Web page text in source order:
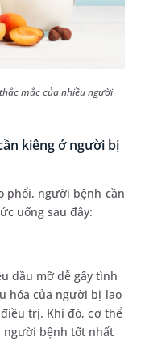
mắc của nhiều người
kiêng ở người bị
phổi, người bệnh cần
uống sau đây:
dầu mỡ dễ gây tình
hóa của người bị lao
trị. Khi đó, cơ thể
người bệnh tốt nhất